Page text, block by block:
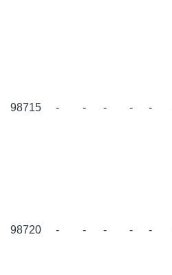
98715 - - - - -
98720 - - - - -